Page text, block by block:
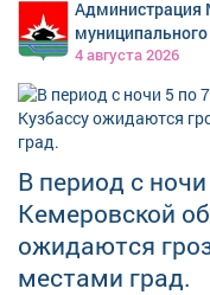
Администрация
муниципального
4 августа 2026
В период с
Кемеровской
ожидаются
местами град.